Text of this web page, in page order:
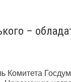
–
Комитета